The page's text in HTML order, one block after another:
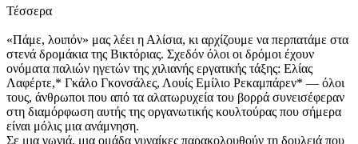
Τέσσερα
«Πάμε, λοιπόν» μας λέει η Αλίσια, κι αρχίζουμε να περπατάμε στα
στενά δρομάκια της Βικτόριας. Σχεδόν όλοι οι δρόμοι έχουν
ονόματα παλιών ηγετών της χιλιανής εργατικής τάξης: Ελίας
Λαφέρτε,* Γκάλο Γκονσάλες, Λουίς Εμίλιο Ρεκαμπάρεν* — όλοι
τους, άνθρωποι που από τα αλατωρυχεία του βορρά συνεισέφεραν
στη διαμόρφωση αυτής της οργανωτικής κουλτούρας που σήμερα
είναι μόλις μια ανάμνηση.
Σε μια γωνιά, μια ομάδα γυναίκες παρακολουθούν τη δουλειά που